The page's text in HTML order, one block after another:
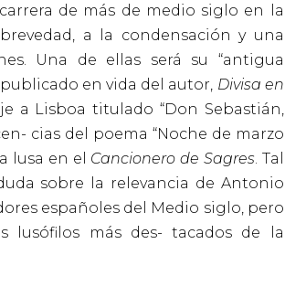
de más de medio siglo en la
a la condensación y una
Una de ellas será su “antigua
en vida del autor, Divisa en
a Lisboa titulado “Don Sebastián,
cias del poema “Noche de marzo
lusa en el Cancionero de Sagres . Tal
sobre la relevancia de Antonio
españoles del Medio siglo, pero
lusófilos más des- tacados de la